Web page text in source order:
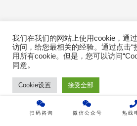
技术白皮书
关于乐维
乐维社区
免费下载
扫码咨询 微信公众号 热线
我们在我们的网站上使用cookie，通
访问，给您最相关的经验。通过点击“
用所有cookie。但是，您可以访问
同意。
Cookie设置 接受全部